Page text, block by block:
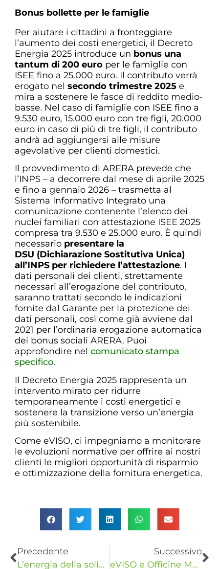
Bonus bollette per le famiglie
Per aiutare i cittadini a fronteggiare
l’aumento dei costi energetici, il Decreto
Energia 2025 introduce un bonus una
tantum di 200 euro per le famiglie con
ISEE fino a 25.000 euro. Il contributo verrà
erogato nel secondo trimestre 2025 e
mira a sostenere le fasce di reddito medio-
basse. Nel caso di famiglie con ISEE fino a
9.530 euro, 15.000 euro con tre figli, 20.000
euro in caso di più di tre figli, il contributo
andrà ad aggiungersi alle misure
agevolative per clienti domestici.
Il provvedimento di ARERA prevede che
l’INPS – a decorrere dal mese di aprile 2025
e fino a gennaio 2026 – trasmetta al
Sistema Informativo Integrato una
comunicazione contenente l’elenco dei
nuclei familiari con attestazione ISEE 2025
compresa tra 9.530 e 25.000 euro. È quindi
necessario presentare la
DSU (Dichiarazione Sostitutiva Unica)
all’INPS per richiedere l’attestazione. I
dati personali dei clienti, strettamente
necessari all’erogazione del contributo,
saranno trattati secondo le indicazioni
fornite dal Garante per la protezione dei
dati personali, così come già avviene dal
2021 per l’ordinaria erogazione automatica
dei bonus sociali ARERA. Puoi
approfondire nel comunicato stampa
specifico.
Il Decreto Energia 2025 rappresenta un
intervento mirato per ridurre
temporaneamente i costi energetici e
sostenere la transizione verso un’energia
più sostenibile.
Come eVISO, ci impegniamo a monitorare
le evoluzioni normative per offrire ai nostri
clienti le migliori opportunità di risparmio
e ottimizzazione della fornitura energetica.
Precedente
L’energia della solidarietà: l’Ordine degli Ingegneri di Torino ed eVISO a sostegno della Fondazione FARO
Successivo
eVISO e Officine Mattio Cycling Club: energia e talento sportivo made in Italy sulle strade del mondo